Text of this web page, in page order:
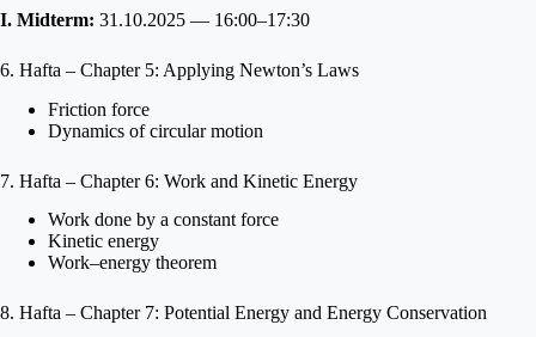
I. Midterm: 31.10.2025 — 16:00–17:30
6. Hafta – Chapter 5: Applying Newton’s Laws
Friction force
Dynamics of circular motion
7. Hafta – Chapter 6: Work and Kinetic Energy
Work done by a constant force
Kinetic energy
Work–energy theorem
8. Hafta – Chapter 7: Potential Energy and Energy Conservation